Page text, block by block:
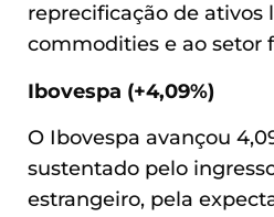
reprecificação de ativos
commodities e ao setor
Ibovespa (+4,09%)
O Ibovespa avançou
sustentado pelo
estrangeiro, pela